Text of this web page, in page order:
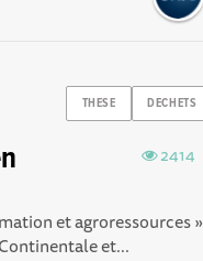
THESE DECHETS
2414
et agroressources »
et...